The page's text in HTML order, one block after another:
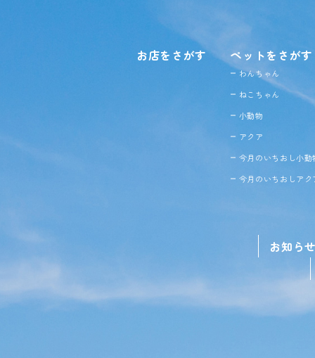
お店をさがす ペットをさがす
わんちゃん
ねこちゃん
小動物
アクア
今月のいちおし小動
今月のいちおしアク
お知ら